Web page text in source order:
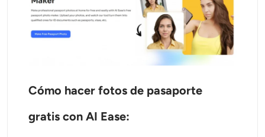
Cómo hacer fotos de pasaporte
gratis con AI Ease: